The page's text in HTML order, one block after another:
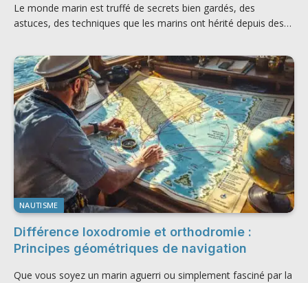
Le monde marin est truffé de secrets bien gardés, des
astuces, des techniques que les marins ont hérité depuis des…
NAUTISME
Différence loxodromie et orthodromie :
Principes géométriques de navigation
Que vous soyez un marin aguerri ou simplement fasciné par la